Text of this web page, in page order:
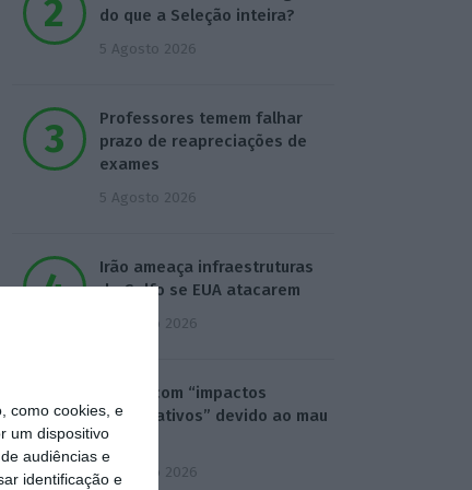
como cookies, e
um dispositivo
audiências e
identificação e
do que a Seleção inteira?
5 Agosto 2026
Professores temem falhar
prazo de reapreciações de
exames
5 Agosto 2026
Irão ameaça infraestruturas
do Golfo se EUA atacarem
6 Agosto 2026
Praias com “impactos
significativos” devido ao mau
tempo
6 Agosto 2026